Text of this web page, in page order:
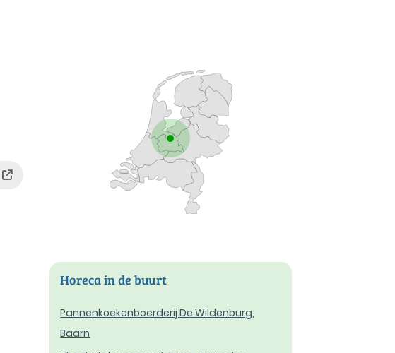
Horeca in de buurt
Pannenkoekenboerderij De Wildenburg,
Baarn